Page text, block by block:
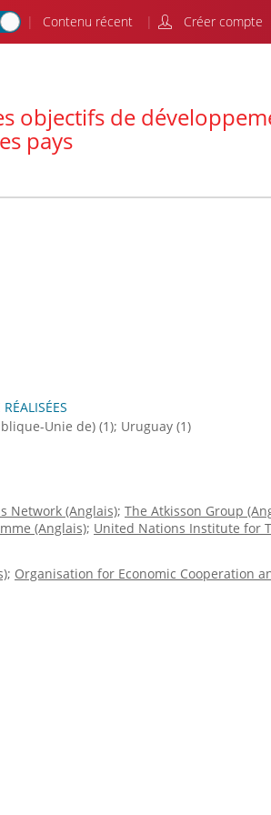
Contenu récent Créer compte
objectifs de
pays
Unie de) (1) Uruguay (1)
Network (Anglais) The Atkisson Group
(Anglais) United Nations Institute for
Organisation for Economic Cooperation